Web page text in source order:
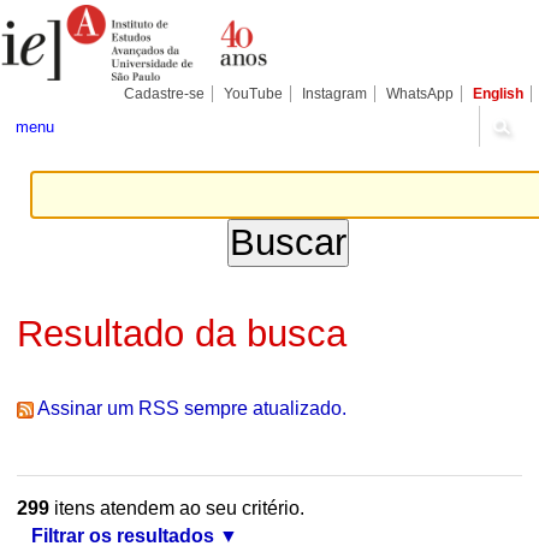
para
conteúdo.
Pessoais
Cadastre-se YouTube Instagram WhatsApp English
menu
Resultado da busca
Assinar um RSS sempre atualizado.
299itens atendem ao seu critério.
Filtrar os resultados